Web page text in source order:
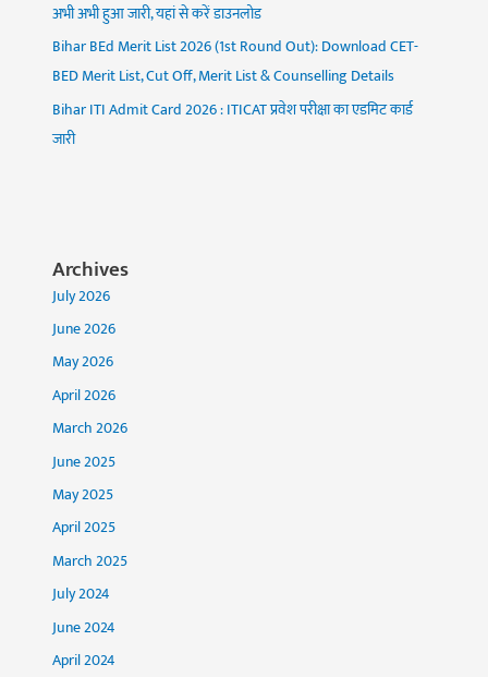
अभी अभी हुआ जारी, यहां से करें डाउनलोड
Bihar BEd Merit List 2026 (1st Round Out): Download CET-
BED Merit List, Cut Off, Merit List & Counselling Details
Bihar ITI Admit Card 2026 : ITICAT प्रवेश परीक्षा का एडमिट कार्ड
जारी
Archives
July 2026
June 2026
May 2026
April 2026
March 2026
June 2025
May 2025
April 2025
March 2025
July 2024
June 2024
April 2024